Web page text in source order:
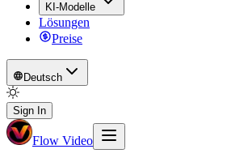
KI-Modelle
Lösungen
Preise
Deutsch
Sign In
Flow Video